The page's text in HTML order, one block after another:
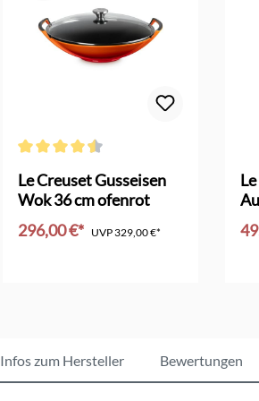
Le Creuset Gusseisen
Wok 36 cm ofenrot
296,00 €* UVP329,00 €*
Infos zum Hersteller Bewertungen